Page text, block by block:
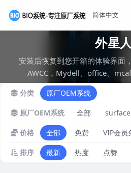
外星人
安装后恢复到您开箱的体验界面
AWCC，Mydell、office、
分类 原厂OEM系统
原厂OEM系统 全部 surface
价格 全部 免费 VIP会员
排序 最新 热度 点赞